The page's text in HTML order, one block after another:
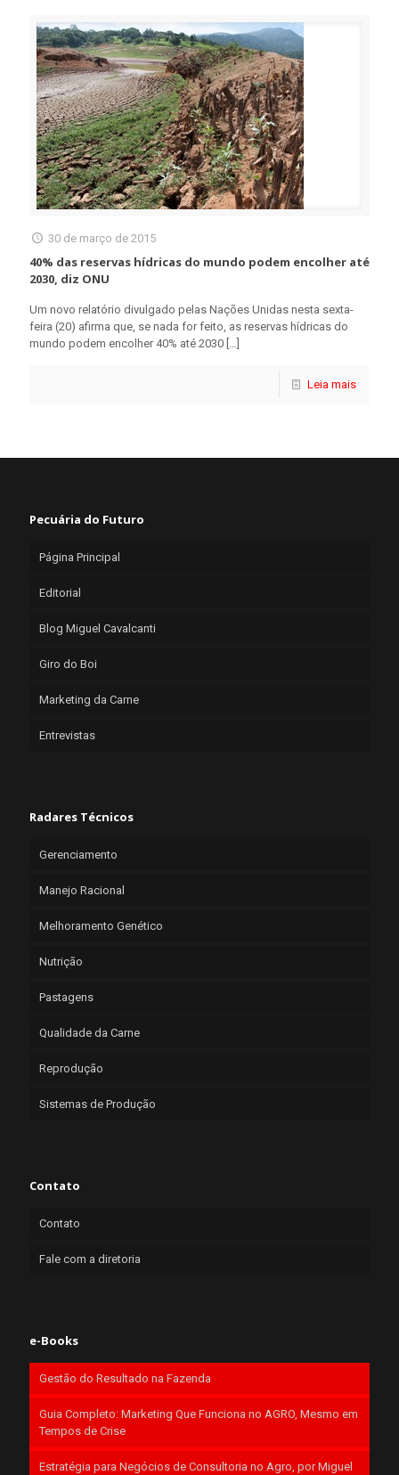
30 de março de 2015
40% das reservas hídricas do mundo podem encolher até
2030, diz ONU
Um novo relatório divulgado pelas Nações Unidas nesta sexta-
feira (20) afirma que, se nada for feito, as reservas hídricas do
mundo podem encolher 40% até 2030 […]
Leia mais
Pecuária do Futuro
Página Principal
Editorial
Blog Miguel Cavalcanti
Giro do Boi
Marketing da Carne
Entrevistas
Radares Técnicos
Gerenciamento
Manejo Racional
Melhoramento Genético
Nutrição
Pastagens
Qualidade da Carne
Reprodução
Sistemas de Produção
Contato
Contato
Fale com a diretoria
e-Books
Gestão do Resultado na Fazenda
Guia Completo: Marketing Que Funciona no AGRO, Mesmo em
Tempos de Crise
Estratégia para Negócios de Consultoria no Agro, por Miguel